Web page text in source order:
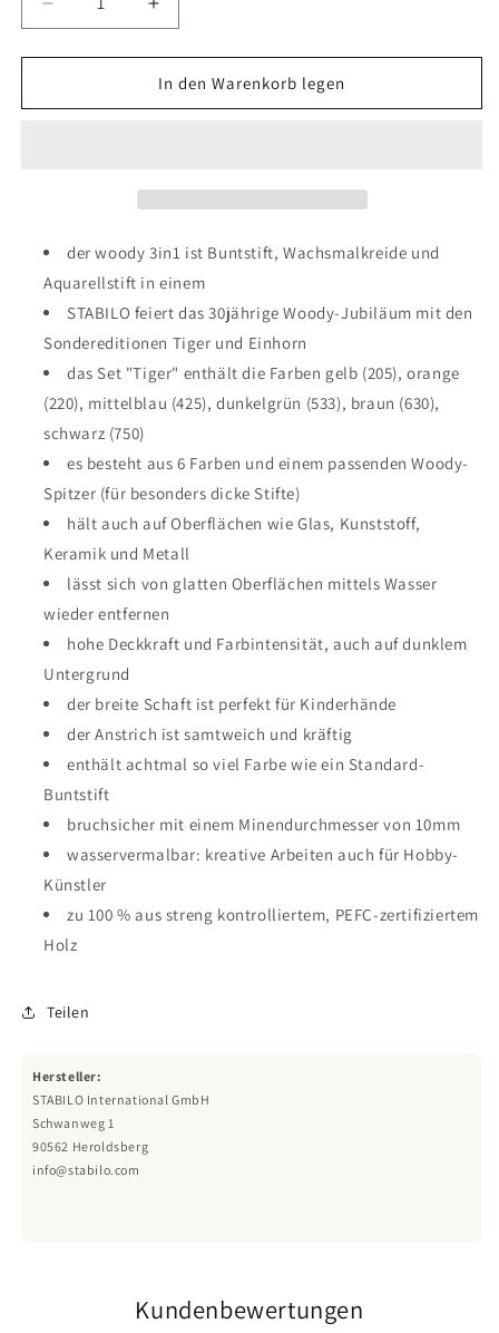
Verringere
die
Menge
STABILO
Erhöhe
die
Menge
für
STABILO
In den Warenkorb legen
der woody 3in1 ist Buntstift, Wachsmalkreide und
Aquarellstift in einem
STABILO feiert das 30jährige Woody-Jubiläum mit den
Sondereditionen Tiger und Einhorn
das Set "Tiger" enthält die Farben gelb (205), orange
(220), mittelblau (425), dunkelgrün (533), braun (630),
schwarz (750)
es besteht aus 6 Farben und einem passenden Woody-
Spitzer (für besonders dicke Stifte)
hält auch auf Oberflächen wie Glas, Kunststoff,
Keramik und Metall
lässt sich von glatten Oberflächen mittels Wasser
wieder entfernen
hohe Deckkraft und Farbintensität, auch auf dunklem
Untergrund
der breite Schaft ist perfekt für Kinderhände
der Anstrich ist samtweich und kräftig
enthält achtmal so viel Farbe wie ein Standard-
Buntstift
bruchsicher mit einem Minendurchmesser von 10mm
wasservermalbar: kreative Arbeiten auch für Hobby-
Künstler
zu 100 % aus streng kontrolliertem, PEFC-zertifiziertem
Holz
Teilen
Hersteller:
STABILO International GmbH
Schwanweg 1
90562 Heroldsberg
info@stabilo.com
Kundenbewertungen